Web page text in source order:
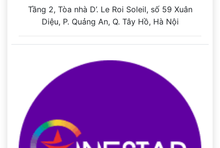
Tầng 2, Tòa nhà D’. Le Roi Soleil, số 59 Xuân
Diệu, P. Quảng An, Q. Tây Hồ, Hà Nội